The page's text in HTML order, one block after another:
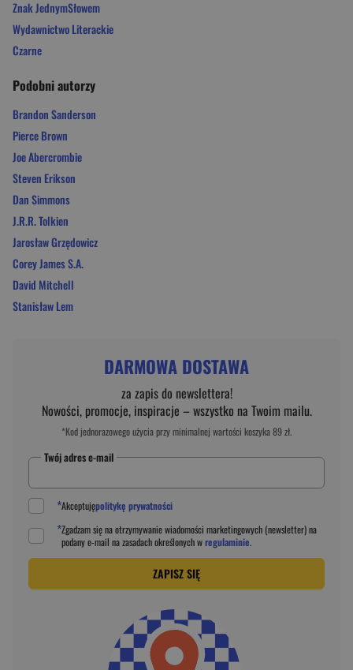
Znak JednymSłowem
Wydawnictwo Literackie
Czarne
Podobni autorzy
Brandon Sanderson
Pierce Brown
Joe Abercrombie
Steven Erikson
Dan Simmons
J.R.R. Tolkien
Jarosław Grzędowicz
Corey James S.A.
David Mitchell
Stanisław Lem
DARMOWA DOSTAWA
za zapis do newslettera!
Nowości, promocje, inspiracje – wszystko na Twoim mailu.
*Kod jednorazowego użycia przy minimalnej wartości koszyka 89 zł.
Twój adres e-mail
*Akceptujępolitykę prywatności
*Zgadzam się na otrzymywanie wiadomości marketingowych (newsletter) na
podanye-mail na zasadach określonych wregulaminie.
ZAPISZ SIĘ